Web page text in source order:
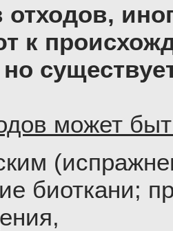
отходов,
к
может
биоткани;